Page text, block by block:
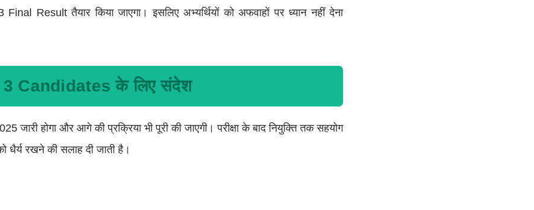
Result तैयार किया जाएगा। इसलिए अभ्यर्थियों को अफवाहों पर ध्यान नहीं देना
3 Candidates के लिए संदेश
होगा और आगे की प्रक्रिया भी पूरी की जाएगी। परीक्षा के बाद नियुक्ति तक सहयोग
धैर्य रखने की सलाह दी जाती है।